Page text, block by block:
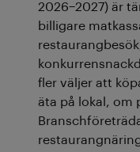
2026–2027) är
billigare
fler väljer att
äta på lokal, om